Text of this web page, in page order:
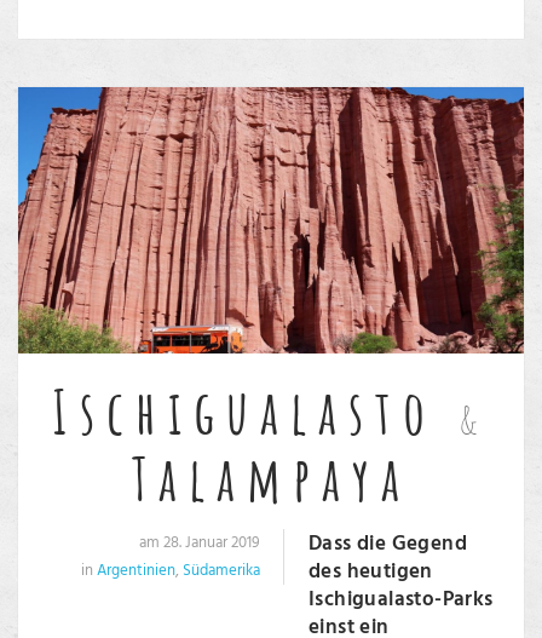
Ischigualasto &
Talampaya
am 28. Januar 2019
inArgentinien, Südamerika
Dass die Gegend
des heutigen
Ischigualasto-Parks
einst ein